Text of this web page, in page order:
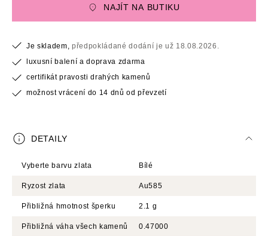
NAJÍT NA BUTIKU
Je skladem, předpokládané dodání je už 18.08.2026.
luxusní balení a doprava zdarma
certifikát pravosti drahých kamenů
možnost vrácení do 14 dnů od převzetí
DETAILY
Vyberte barvu zlata Bílé
Ryzost zlata Au585
Přibližná hmotnost šperku 2.1 g
Přibližná váha všech kamenů 0.47000